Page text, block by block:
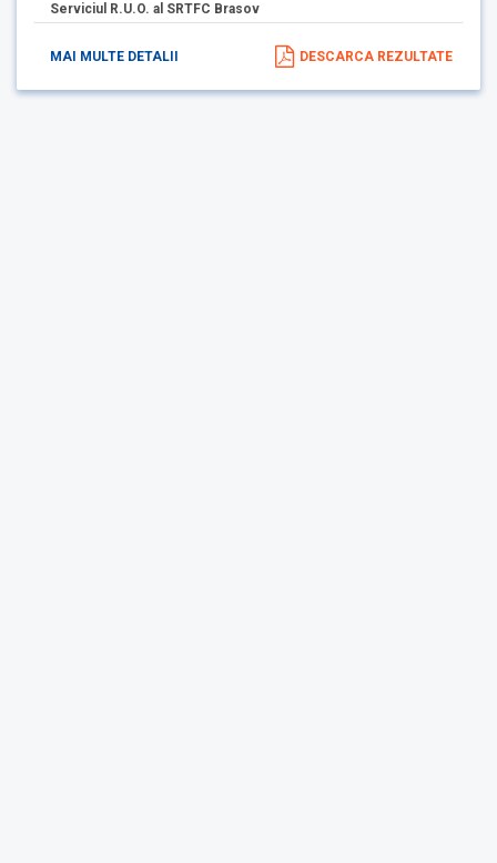
Serviciul R.U.O. al SRTFC Brasov
MAI MULTE DETALII DESCARCA REZULTATE